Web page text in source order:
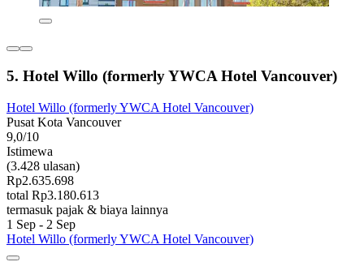
5. Hotel Willo (formerly YWCA Hotel Vancouver)
Hotel Willo (formerly YWCA Hotel Vancouver)
Pusat Kota Vancouver
9,0/10
Istimewa
(3.428 ulasan)
Rp2.635.698
total Rp3.180.613
termasuk pajak & biaya lainnya
1 Sep - 2 Sep
Hotel Willo (formerly YWCA Hotel Vancouver)